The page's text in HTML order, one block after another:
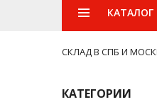
КАТАЛОГ
СКЛАД В СПБ И
КАТЕГОРИИ